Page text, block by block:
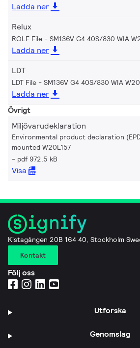
Ladda ner
Relux
ROLF File - SM136V G4 40S/830 WIA
Ladda ner
LDT
LDT File - SM136V G4 40S/830 WIA
Ladda ner
Övrigt
Miljövarudeklaration
Environmental product declaration
mounted W20L157
pdf 972.5 kB
Visa
Kistagången 20B 164 40, Stockholm
Kontakt
Följ oss
Utforska
Genomslag